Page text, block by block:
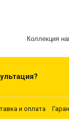
Коллекция
и оплата